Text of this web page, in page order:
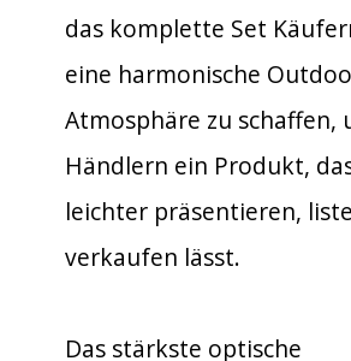
das komplette Set
eine harmonische
Atmosphäre zu schaffen,
Händlern ein Produkt,
leichter präsentieren,
verkaufen lässt.
Das stärkste optische